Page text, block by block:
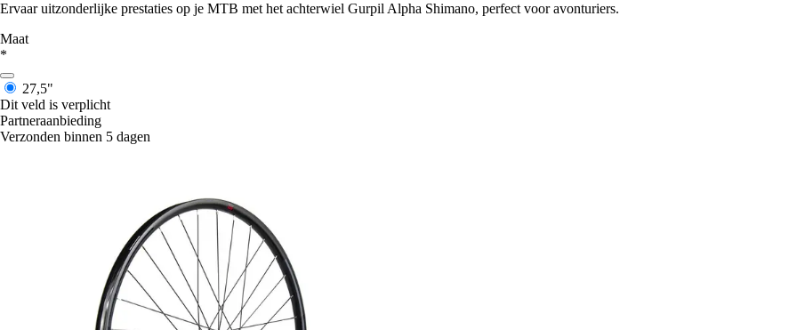
Ervaar uitzonderlijke prestaties op je MTB met het achterwiel Gurpil Alpha Shimano, perfect voor avonturiers.
Maat
*
27,5"
Dit veld is verplicht
Partneraanbieding
Verzonden binnen 5 dagen